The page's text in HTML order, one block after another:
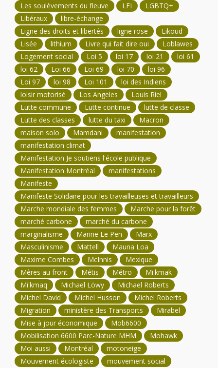
Les soulèvements du fleuve LFI
LGBTQ+
Libéraux
libre-échange
Ligne des droits et libertés
ligne rose
Likoud
Lisée
lithium Livre qui fait dire oui
Loblawes
Logement social
Loi 5 loi 17 loi 21
loi 61
loi 62
Loi 66 Loi 69 loi 70
loi 96
Loi 97
loi 98 Loi 101
loi des Indiens
loisir motorisé
Los Angeles
Louis Riel
Lutte commune
Lutte continue
lutte de classe
Lutte des classes
lutte du taxi
Macron
maison solo
Mamdani
manifestation
manifestation climat
Manifestation Je soutiens l'école publique
Manifestation Montréal
manifestations
Manifeste
Manifeste Solidaire pour les travailleuses et travailleurs
Marche mondiale des femmes
Marche pour la forêt
marché carbone
marché du carbone
marginalisme
Marine Le Pen
Marx
Masculinisme
Mattell
Mauna Loa
Maxime Combes
McInnis
Mexique
Mères au front
Métis Métro
Mi'kmak
Mi'kmaq
Michael Löwy
Michael Roberts
Michel David
Michel Husson
Michel Roberts
Migration
ministère des Transports
Mirabel
Mise à jour économique
Mob6600
Mobilisation 6600 Parc-Nature MHM
Mohawk
Moi aussi
Montréal
motoneige
Mouvement écologiste
mouvement social